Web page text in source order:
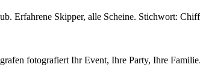
Erfahrene Skipper, alle Scheine. Stichwort:
fotografiert Ihr Event, Ihre Party, Ihre